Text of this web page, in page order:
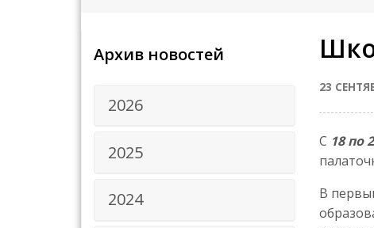
Архив новостей
2026
2025
2024
23
С 18 по
В